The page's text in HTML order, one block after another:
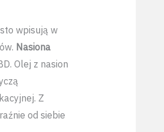
wpisują w
Nasiona
Olej z nasion
Z
od siebie